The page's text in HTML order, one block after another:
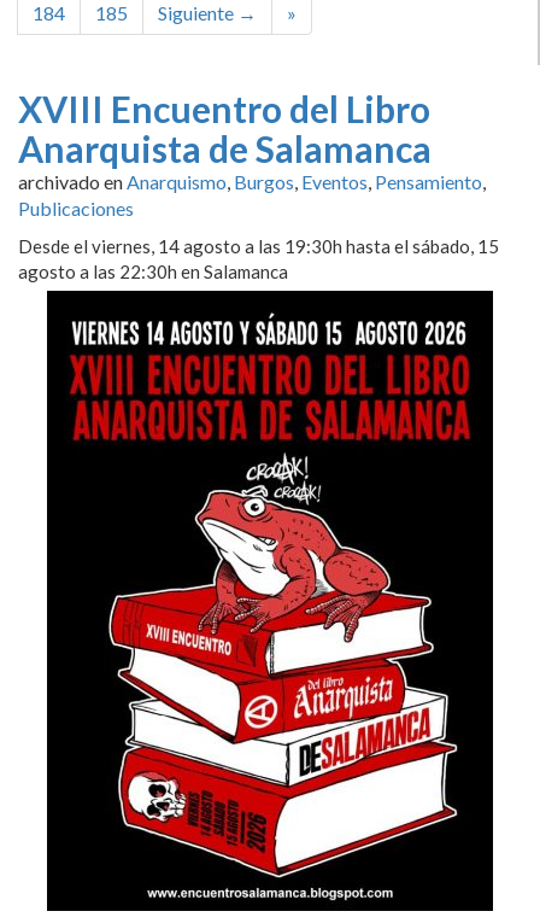
184
185 Siguiente → »
XVIII Encuentro del Libro
Anarquista de Salamanca
archivado enAnarquismo, Burgos, Eventos, Pensamiento,
Publicaciones
Desde el viernes, 14 agosto a las 19:30h hasta el sábado, 15
agosto a las 22:30h en Salamanca